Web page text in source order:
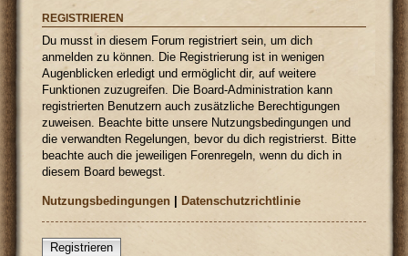
REGISTRIEREN
Du musst in diesem Forum registriert sein, um dich
anmelden zu können. Die Registrierung ist in wenigen
Augenblicken erledigt und ermöglicht dir, auf weitere
Funktionen zuzugreifen. Die Board-Administration kann
registrierten Benutzern auch zusätzliche Berechtigungen
zuweisen. Beachte bitte unsere Nutzungsbedingungen und
die verwandten Regelungen, bevor du dich registrierst. Bitte
beachte auch die jeweiligen Forenregeln, wenn du dich in
diesem Board bewegst.
Nutzungsbedingungen |Datenschutzrichtlinie
Registrieren